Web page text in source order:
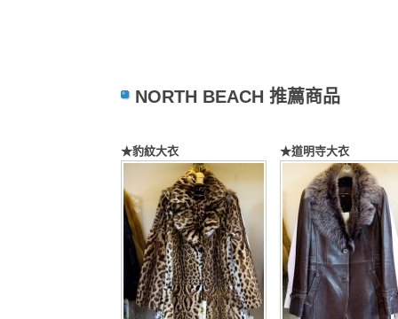
NORTH BEACH 推薦商品
★豹紋大衣 ★道明寺大衣